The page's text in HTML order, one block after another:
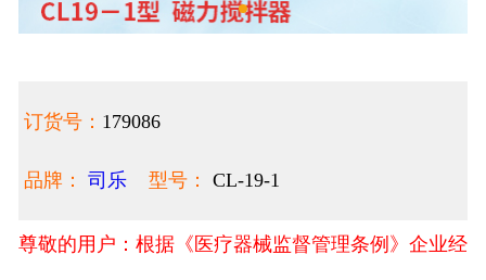
订货号： 179086
品牌： 司乐 型号： CL-19-1
尊敬的用户：根据《医疗器械监督管理条例》企业经